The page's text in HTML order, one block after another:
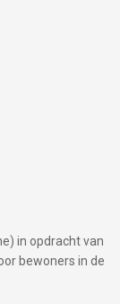
in opdracht van
bewoners in de